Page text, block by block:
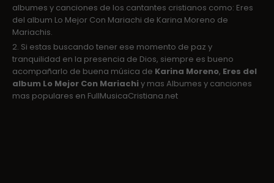
albumes y canciones de los cantantes cristianos como: Eres
del album Lo Mejor Con Mariachi de Karina Moreno de
Mariachis.
2. Si estas buscando tener ese momento de paz y
tranquilidad en la presencia de Dios, siempre es bueno
acompañarlo de buena música de Karina Moreno, Eres del
album Lo Mejor Con Mariachi y mas Albumes y canciones
mas populares en FullMusicaCristiana.net